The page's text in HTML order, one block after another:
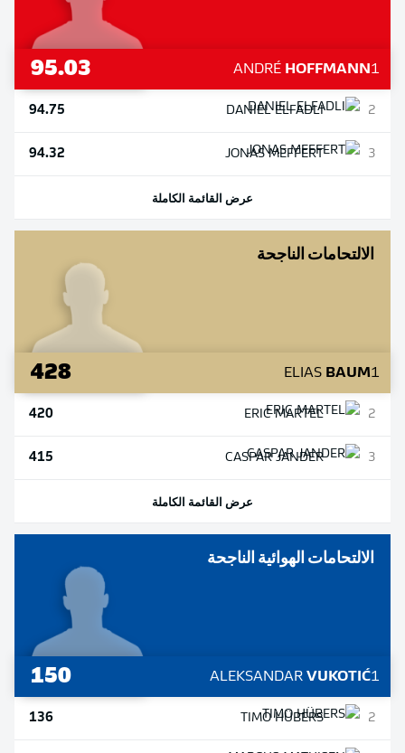
1
ANDRÉ HOFFMANN
95.03
2
DANIELELFADLI
94.75
3
JONASMEFFERT
94.32
عرض القائمة الكاملة
الالتحامات الناجحة
1
ELIAS BAUM
428
2
ERICMARTEL
420
3
CASPARJANDER
415
عرض القائمة الكاملة
الالتحامات الهوائية الناجحة
1
ALEKSANDAR VUKOTIĆ
150
2
TIMOHÜBERS
136